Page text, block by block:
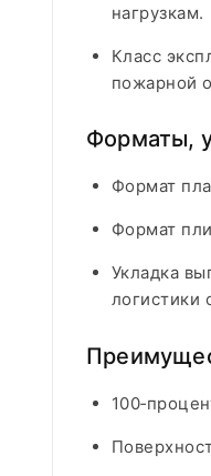
нагрузкам.​
Класс
пожарной
Форматы,
Формат
Формат
Укладка
логистики